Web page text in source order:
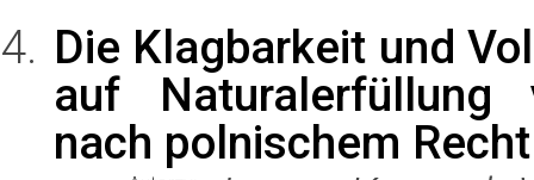
Die Klagbarkeit und
auf Naturalerfüllung
nach polnischem Recht